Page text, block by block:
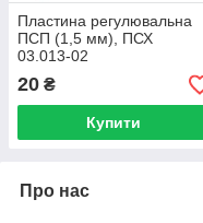
Пластина регулювальна
ПСП (1,5 мм), ПСХ
03.013-02
20 ₴
Купити
Про нас